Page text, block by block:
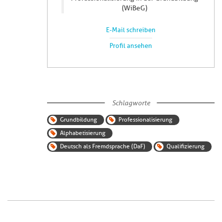
(WiBeG)
E-Mail schreiben
Profil ansehen
Schlagworte
Grundbildung
Professionalisierung
Alphabetisierung
Deutsch als Fremdsprache (DaF)
Qualifizierung